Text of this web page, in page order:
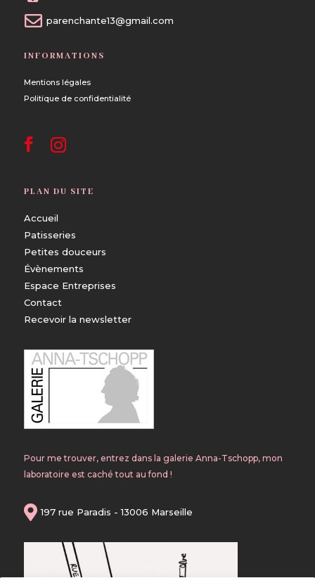
 parenchante13@gmail.com
INFORMATIONS
Mentions légales
Politique de confidentialité
PLAN DU SITE
Accueil
Patisseries
Petites douceurs
Évènements
Espace Entreprises
Contact
Recevoir la newsletter
Pour me trouver, entrez dans la galerie Anna-Tschopp, mon
laboratoire est caché tout au fond !
 197 rue Paradis - 13006 Marseille